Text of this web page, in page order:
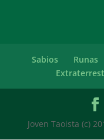
Sabios Runas
Joven Taoista (c)